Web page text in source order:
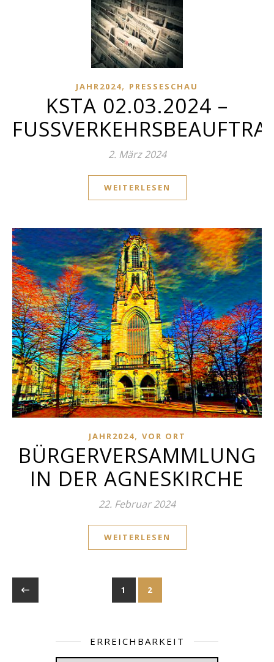
JAHR2024, PRESSESCHAU
KSTA 02.03.2024 –
2. März 2024
WEITERLESEN
JAHR2024, VOR ORT
BÜRGERVERSAMMLUNG
IN DER AGNESKIRCHE
22. Februar 2024
WEITERLESEN
1 2
ERREICHBARKEIT